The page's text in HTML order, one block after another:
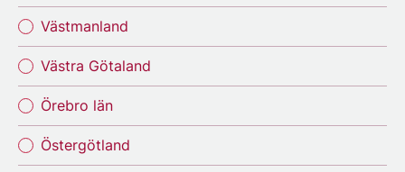
Västmanland
Västra Götaland
Örebro län
Östergötland